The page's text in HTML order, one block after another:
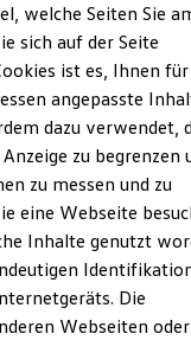
welche Seiten Sie
sich auf der Seite
ist es, Ihnen für
angepasste
dazu verwendet,
zu begrenzen
zu messen und zu
eine Webseite
Inhalte genutzt
Die
Webseiten oder